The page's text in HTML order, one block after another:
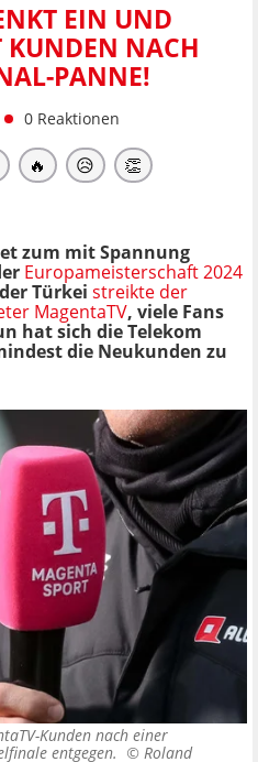
EIN UND
KUNDEN NACH
PANNE!
0 Reaktionen
🔥 😥 👏
zum mit Spannung
Europameisterschaft 2024
Türkei streikte der
MagentaTV, viele Fans
hat sich die Telekom
die Neukunden zu
Kunden nach einer
entgegen. © Roland